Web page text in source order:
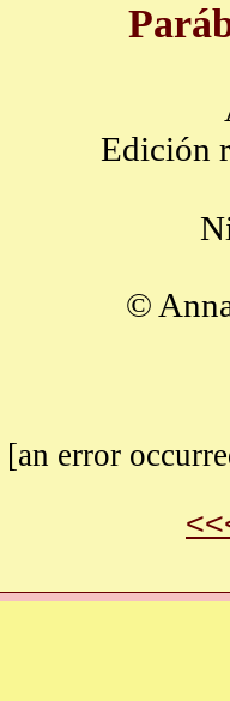
Edición
©
[an error